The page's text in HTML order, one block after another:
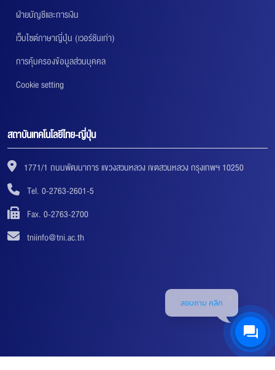
ฝ่ายบัญชีและการเงิน
เว็บไซต์ภาษาญี่ปุ่น (เวอร์ชันเก่า)
การคุ้มครองข้อมูลส่วนบุคคล
Cookie setting
สถาบันเทคโนโลยีไทย-ญี่ปุ่น
1771/1 ถนนพัฒนาการ แขวงสวนหลวง เขตสวนหลวง กรุงเทพฯ 10250
Tel. 0-2763-2601-5
Fax. 0-2763-2700
tniinfo@tni.ac.th
สอบถาม คลิก